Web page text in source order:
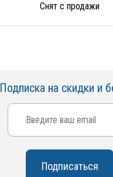
Снят с продажи
Подписка на скидки и